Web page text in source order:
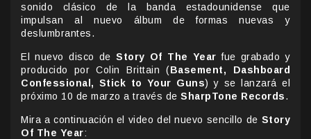
sonido clásico de la banda estadounidense que
impulsan al nuevo álbum de formas nuevas y
deslumbrantes.
El nuevo disco de Story Of The Year fue grabado y
producido por Colin Brittain (Basement, Dashboard
Confessional, Stick to Your Guns) y se lanzará el
próximo 10 de marzo a través de SharpTone Records.
Mira a continuación el video del nuevo sencillo de Story
Of The Year: